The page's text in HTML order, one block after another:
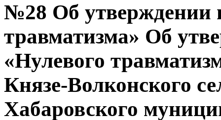
№28 Об утверждении
травматизма» Об
«Нулевого
Князе-Волконского
Хабаровского